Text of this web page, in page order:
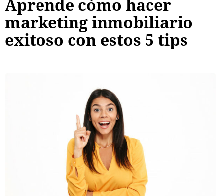
Aprende cómo hacer
marketing inmobiliario
exitoso con estos 5 tips